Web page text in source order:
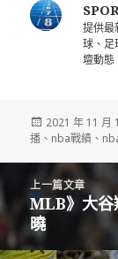
提供
球、足
壇動
發
佈
2021 年 11 月
播 、 nba戰績 、
章
導
覽
上一篇文章
上
一
篇
MLB》大谷
曉